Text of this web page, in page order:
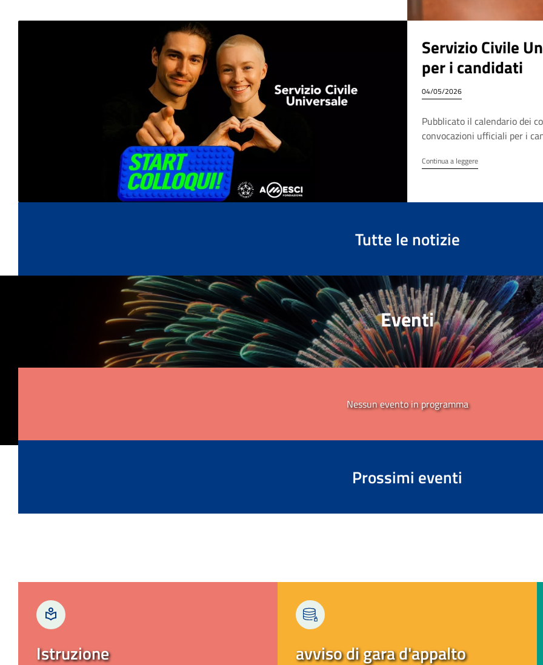
Servizio Civile
per i candidati
04/05/2026
Pubblicato il calendario dei
convocazioni ufficiali per i
Continua a leggere
Tutte le notizie
Eventi
Nessun evento in programma
Prossimi eventi
Istruzione avviso di gara d'appalto